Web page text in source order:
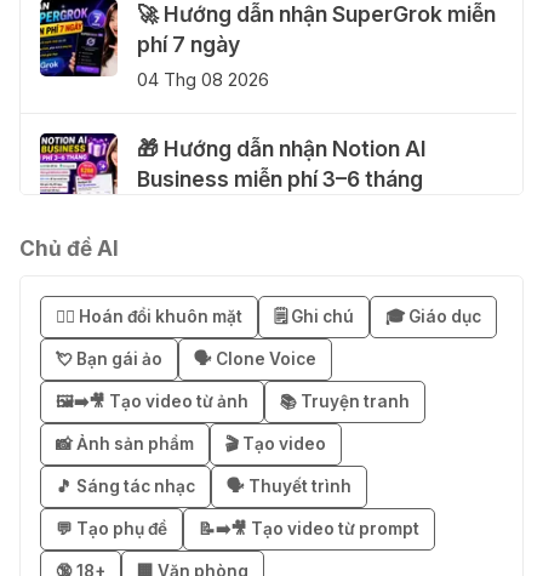
🚀 Hướng dẫn nhận SuperGrok miễn
phí 7 ngày
04 Thg 08 2026
🎁 Hướng dẫn nhận Notion AI
Business miễn phí 3–6 tháng
miễn phí bằng VPN Mexico
02 Thg 08 2026
֎ Cách nhận ChatGPT Go 12 tháng
miễn phí
01 Thg 08 2026
🎁 Hướng dẫn nhận Capcut Pro 1
Chủ đề AI
😶‍🌫️ Hoán đổi khuôn mặt 🗒️ Ghi chú 🎓 Giáo dục
💘 Bạn gái ảo 🗣️ Clone Voice
🖼️➡️🎥 Tạo video từ ảnh 📚 Truyện tranh
📸 Ảnh sản phẩm 🎬 Tạo video
🎵 Sáng tác nhạc 🗣️ Thuyết trình
💬 Tạo phụ đề 📝➡️🎥 Tạo video từ prompt
🔞 18+ 🏢 Văn phòng